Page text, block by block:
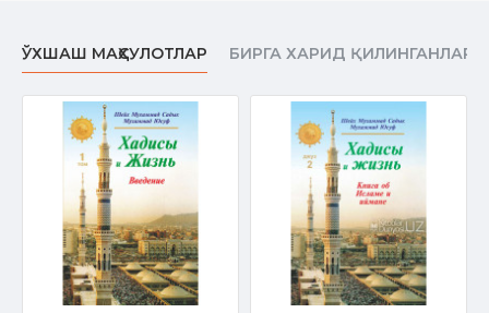
начали соблюдать!
Главными темами книги, которую с удовольствием
представляем вам, являются следующие:
мечетяхи достоинствах их посещения;
— о трех великих мечетях и о мечети Кубā;
— посещение мечетей женщинами;
адабах, соблюдаемых в мечетях;
ЎХШАШ МАҲСУЛОТЛАР БИРГА ХАРИД ҚИЛИНГАНЛАР